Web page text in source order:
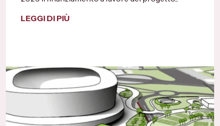
LEGGI DI PIÙ